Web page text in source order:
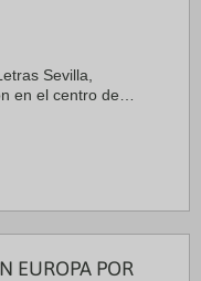
Sevilla,
en el centro de
EUROPA POR